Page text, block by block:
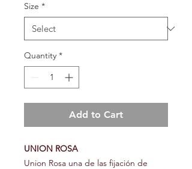
Size *
Quantity *
Add to Cart
UNION ROSA
Union Rosa una de las fijación de